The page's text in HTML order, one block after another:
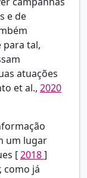
e de
para tal,
atuações
et al., 2020
um lugar
[2018]
como já